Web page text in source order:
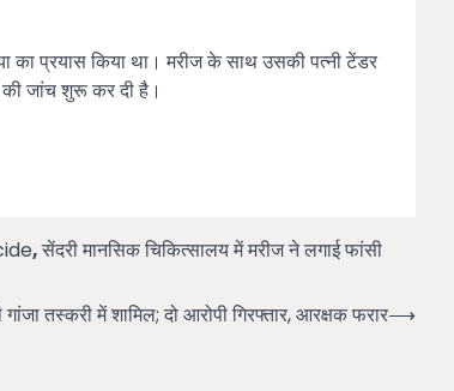
का प्रयास किया था। मरीज के साथ उसकी पत्नी टेंडर
की जांच शुरू कर दी है।
,सेंदरी मानसिक चिकित्सालय में मरीज ने लगाई फांसी
तस्करी में शामिल; दो आरोपी गिरफ्तार, आरक्षक फरार⟶